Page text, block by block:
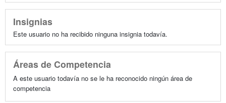
Insignias
Este usuario no ha recibido ninguna insignia todavía.
Áreas de Competencia
A este usuario todavía no se le ha reconocido ningún área de
competencia